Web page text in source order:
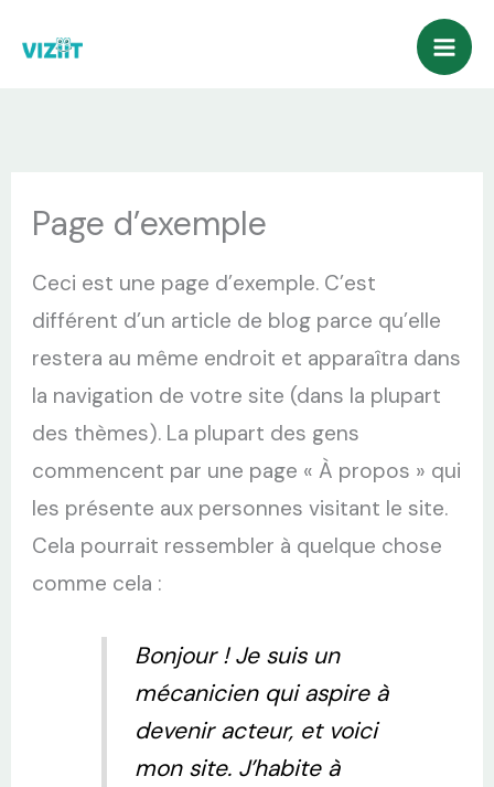
Page d’exemple
Ceci est une page d’exemple. C’est
différent d’un article de blog parce qu’elle
restera au même endroit et apparaîtra dans
la navigation de votre site (dans la plupart
des thèmes). La plupart des gens
commencent par une page « À propos » qui
les présente aux personnes visitant le site.
Cela pourrait ressembler à quelque chose
comme cela :
Bonjour ! Je suis un
mécanicien qui aspire à
devenir acteur, et voici
mon site. J’habite à